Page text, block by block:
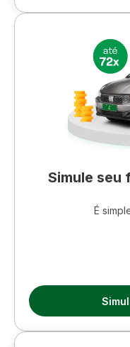
Simule seu
É